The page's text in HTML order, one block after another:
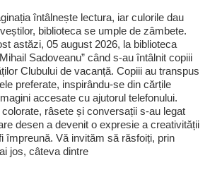
întâlnește lectura, iar culorile dau
biblioteca se umple de zâmbete.
astăzi, 05 august 2026, la biblioteca
Sadoveanu” când s-au întâlnit copiii
Clubului de vacanță. Copiii au transpus
preferate, inspirându-se din cărțile
accesate cu ajutorul telefonului.
râsete și conversații s-au legat
desen a devenit o expresie a creativității
împreună. Vă invităm să răsfoiți, prin
jos, câteva dintre